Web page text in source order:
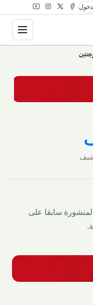
سابقا على